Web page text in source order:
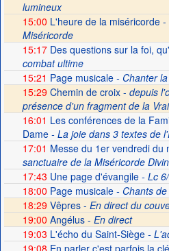
lumineux
15:00 L'heure de la miséricorde -
Miséricorde
15:17Des questions sur la foi,
combat ultime
15:21 Page musicale- Chanter la
15:29 Chemin de croix - depuis
présence d'un fragment de la
16:01 Les conférences de la
Dame- La joie dans 3 textes de
17:01 Messe du 1er vendredi du
sanctuaire de la Miséricorde
17:43 Une page d'évangile- Lc
18:00 Page musicale- Chants de
18:29 Vêpres - En direct du
19:00 Angélus - En direct
19:03 L'écho du Saint-Siège-
19:08 En parler c'est parfois la clé